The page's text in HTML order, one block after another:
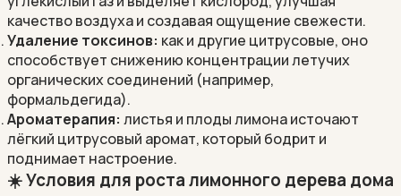
качество воздуха и создавая ощущение свежести.
Удаление токсинов: как и другие цитрусовые, оно
способствует снижению концентрации летучих
органических соединений (например,
формальдегида).
Ароматерапия: листья и плоды лимонаисточают
лёгкий цитрусовый аромат, который бодрит и
поднимает настроение.
☀️ Условия для роста лимонного дерева дома